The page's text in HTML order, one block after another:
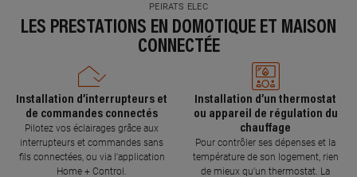
PEIRATS ELEC
LES PRESTATIONS EN DOMOTIQUE ET MAISON
CONNECTÉE
Installation d’interrupteurs et
de commandes connectés
Pilotez vos éclairages grâce aux
interrupteurs et commandes sans
fils connectées, ou via l'application
Home + Control.
Installation d’un thermostat
ou appareil de régulation du
chauffage
Pour contrôler ses dépenses et la
température de son logement, rien
de mieux qu’un thermostat. La